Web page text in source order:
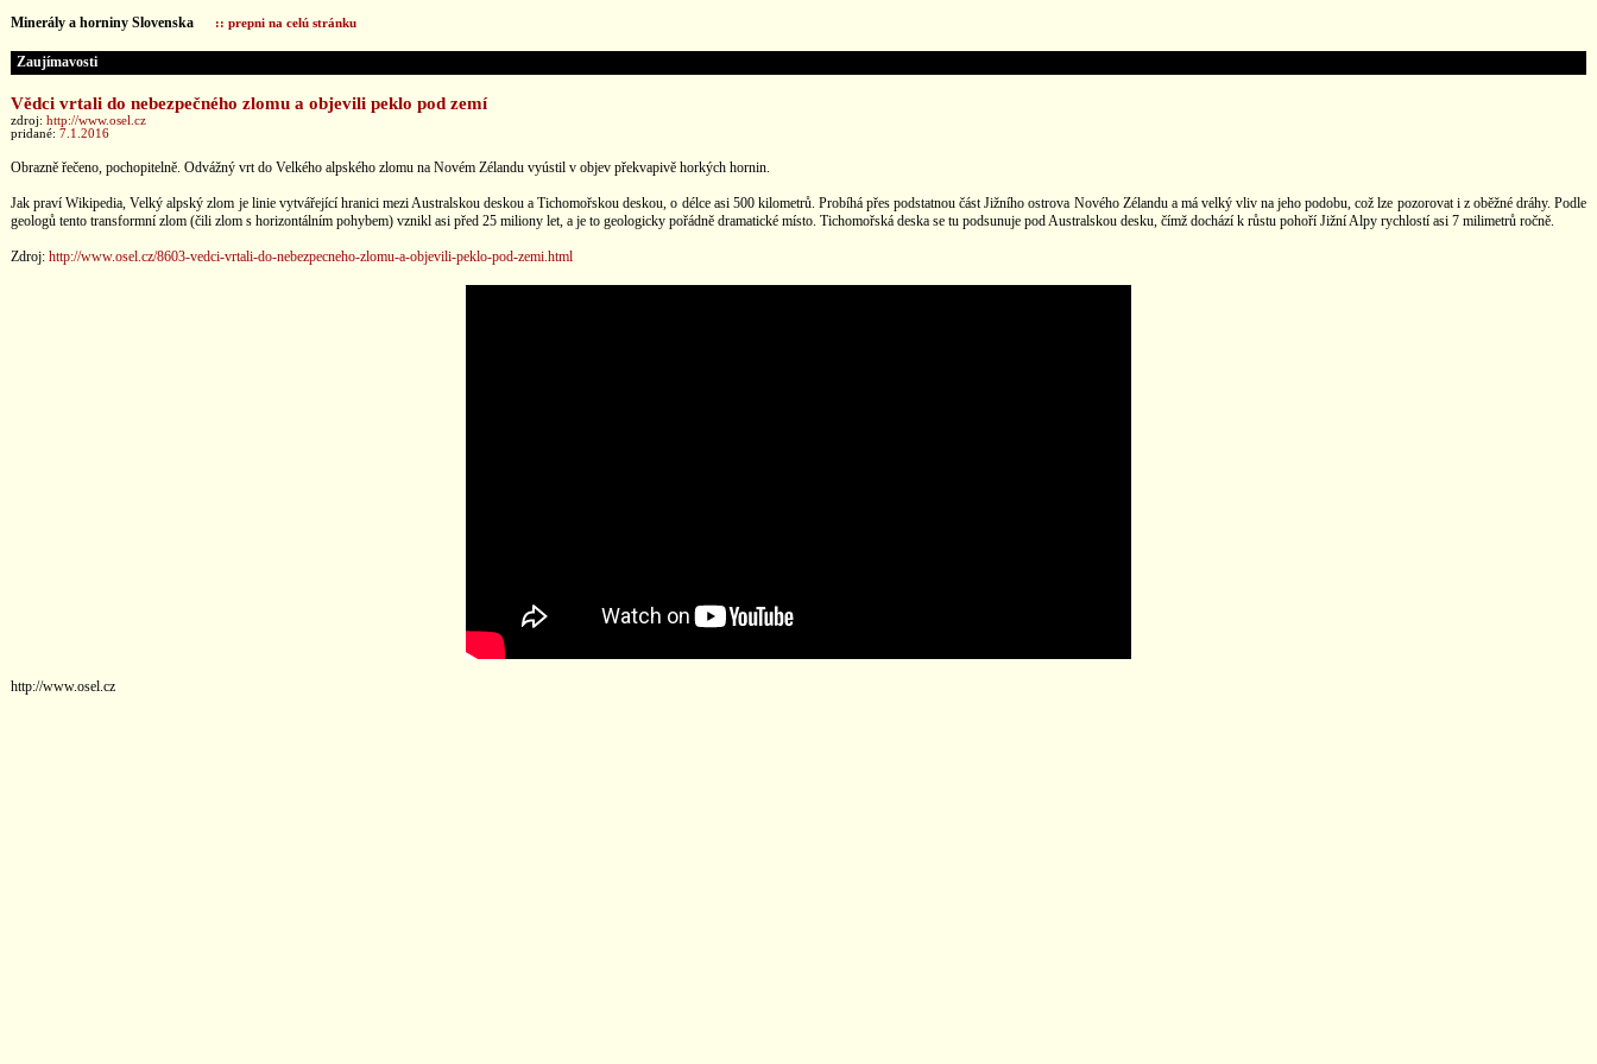
Minerály a horniny Slovenska :: prepni na celú stránku
Zaujímavosti
Vědci vrtali do nebezpečného zlomu a objevili peklo pod zemí
zdroj: http://www.osel.cz
pridané: 7.1.2016
Obrazně řečeno, pochopitelně. Odvážný vrt do Velkého alpského zlomu na Novém Zélandu vyústil v objev překvapivě horkých hornin.
Jak praví Wikipedia, Velký alpský zlom je linie vytvářející hranici mezi Australskou deskou a Tichomořskou deskou, o délce asi 500 kilometrů. Probíhá přes podstatnou část Jižního ostrova Nového Zélandu a má velký vliv na jeho podobu, což lze pozorovat i z oběžné dráhy. Podle
geologů tento transformní zlom (čili zlom s horizontálním pohybem) vznikl asi před 25 miliony let, a je to geologicky pořádně dramatické místo. Tichomořská deska se tu podsunuje pod Australskou desku, čímž dochází k růstu pohoří Jižní Alpy rychlostí asi 7 milimetrů ročně.
Zdroj: http://www.osel.cz/8603-vedci-vrtali-do-nebezpecneho-zlomu-a-objevili-peklo-pod-zemi.html
http://www.osel.cz